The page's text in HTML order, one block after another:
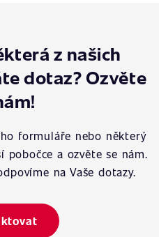
z našich
dotaz? Ozvěte
formuláře nebo některý
pobočce a ozvěte se nám.
na Vaše dotazy.